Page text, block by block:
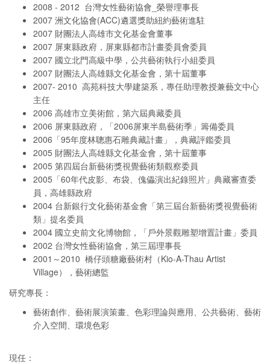
2008 - 2012 台灣女性藝術協會_榮譽理事長
2007 洲文化協會(ACC)遴選獎助紐約藝術進駐
2007 財團法人高雄市文化基金會董事
2007 屏東縣政府，屏東縣都市計畫委員會委員
2007 國立北門高級中學，公共藝術執行小組委員
2007 財團法人高雄縣文化基金會，第十屆董事
2007- 2010 高苑科技大學建築系，專任助理教授兼藝文中心
主任
2006 高雄市立美術館，第六屆典藏委員
2006 屏東縣政府，「2006屏東半島藝術季」籌備委員
2006「95年度林聰惠石雕典藏計畫」，典藏評鑑委員
2005 財團法人高雄縣文化基金會，第十屆董事
2005 第四屆台新藝術獎視覺藝術類觀察委員
2005「60年代皮影、布袋、傀儡演出紀錄照片」典藏審查委
員，高雄縣政府
2004 台新銀行文化藝術基金會「第三屆台新藝術獎視覺藝術
類」提名委員
2004 國立史前文化博物館，「戶外景觀雕塑增置計畫」委員
2002 台灣女性藝術協會，第三屆理事長
2001～2010 橋仔頭糖廠藝術村（Kio-A-Thau Artist
Village），藝術總監
研究專長：
藝術創作、藝術展演策畫、色彩理論與應用、公共藝術、藝術
介入空間、環境色彩
現任：